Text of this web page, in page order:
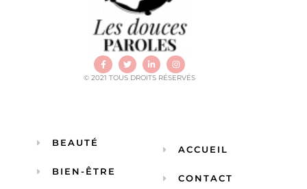
© 2021 TOUS DROITS RÉSERVÉS
BEAUTÉ
BIEN-ÊTRE
ACCUEIL
CONTACT